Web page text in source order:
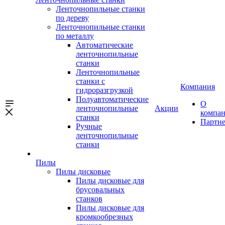
Ленточнопильные станки
по дереву
Ленточнопильные станки
по металлу
Автоматические
ленточнопильные
станки
Ленточнопильные
станки с
гидроразгрузкой
Полуавтоматические
ленточнопильные
станки
Ручные
ленточнопильные
станки
Пилы
Пилы дисковые
Пилы дисковые для
брусовальных
станков
Пилы дисковые для
кромкообрезных
Акции
Компания
О